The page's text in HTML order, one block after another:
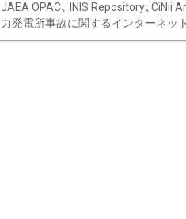
JAEA OPAC、 INIS Repository、
力発電所事故に関するインターネット